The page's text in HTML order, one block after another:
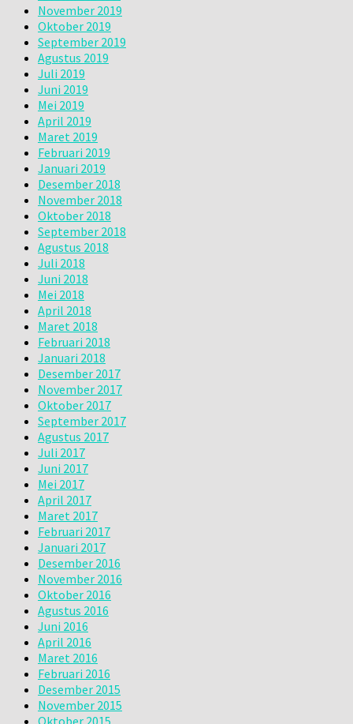
November 2019
Oktober 2019
September 2019
Agustus 2019
Juli 2019
Juni 2019
Mei 2019
April 2019
Maret 2019
Februari 2019
Januari 2019
Desember 2018
November 2018
Oktober 2018
September 2018
Agustus 2018
Juli 2018
Juni 2018
Mei 2018
April 2018
Maret 2018
Februari 2018
Januari 2018
Desember 2017
November 2017
Oktober 2017
September 2017
Agustus 2017
Juli 2017
Juni 2017
Mei 2017
April 2017
Maret 2017
Februari 2017
Januari 2017
Desember 2016
November 2016
Oktober 2016
Agustus 2016
Juni 2016
April 2016
Maret 2016
Februari 2016
Desember 2015
November 2015